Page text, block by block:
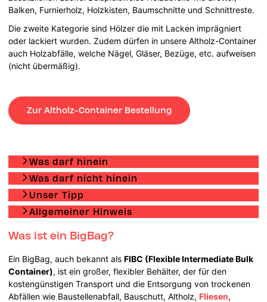
Balken, Furnierholz, Holzkisten, Baumschnitte und Schnittreste.
Die zweite Kategorie sind Hölzer die mit Lacken imprägniert
oder lackiert wurden. Zudem dürfen in unsere Altholz-Container
auch Holzabfälle, welche Nägel, Gläser, Bezüge, etc. aufweisen
(nicht übermäßig).
Zur Altholz-Container Bestellung
Was darf hinein
Was darf nicht hinein
Unser Tipp
Allgemeiner Hinweis
Was ist ein BigBag?
Ein BigBag, auch bekannt alsFIBC (Flexible Intermediate Bulk
Container), ist ein großer, flexibler Behälter, der für den
kostengünstigen Transport und die Entsorgung von trockenen
Abfällen wie Baustellenabfall, Bauschutt, Altholz, Fliesen,